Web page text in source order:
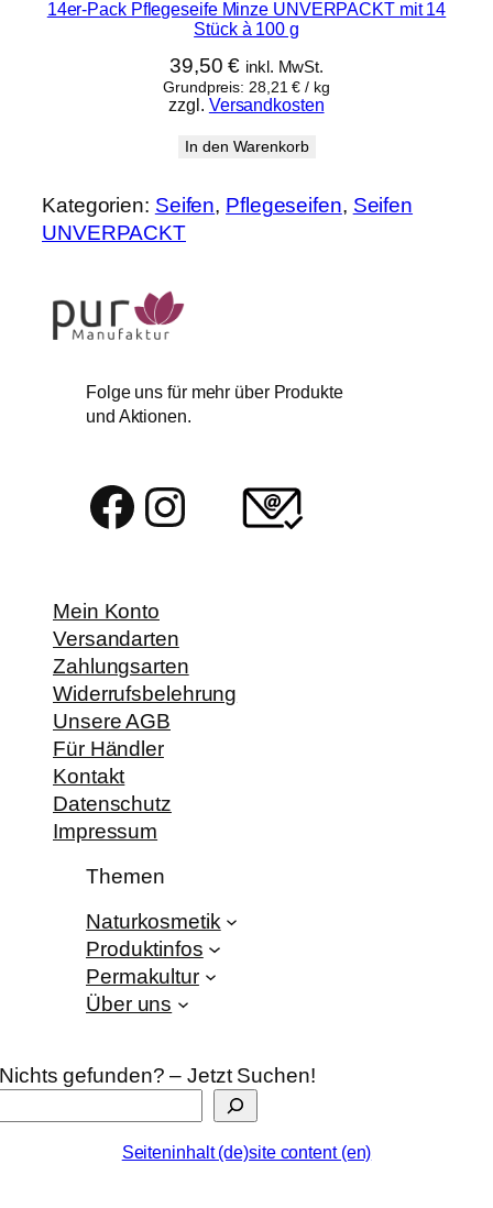
14er-Pack Pflegeseife Minze UNVERPACKT mit 14
Stück à 100 g
39,50€ inkl. MwSt.
Grundpreis: 28,21€ / kg
zzgl. Versandkosten
In den Warenkorb
Kategorien: Seifen, Pflegeseifen, Seifen
UNVERPACKT
Folge uns für mehr über Produkte
und Aktionen.
Facebook Instagram
Mein Konto
Versandarten
Zahlungsarten
Widerrufsbelehrung
Unsere AGB
Für Händler
Kontakt
Datenschutz
Impressum
Themen
Naturkosmetik
Produktinfos
Permakultur
Über uns
Nichts gefunden? – Jetzt Suchen!
Seiteninhalt (de)site content (en)